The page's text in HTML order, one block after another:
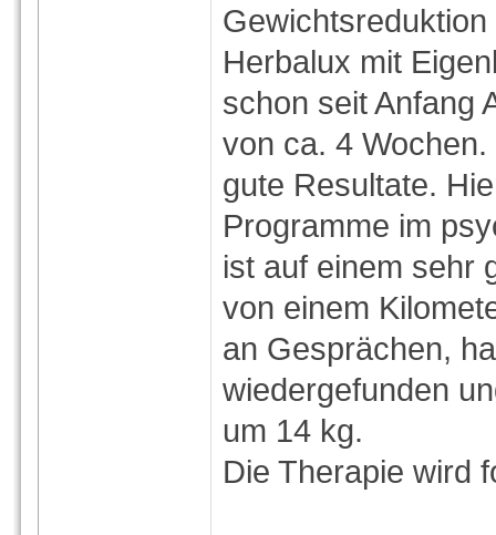
Herbalux mit
schon seit Anfang
von ca. 4
gute Resultate.
Programme im
ist auf einem sehr
von einem
an Gesprächen,
wiedergefunden
um 14 kg.
Die Therapie wird